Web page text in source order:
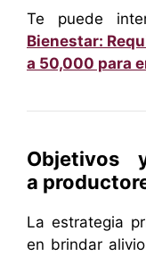
Te puede
Bienestar:
a 50,000 para
Objetivos
a
La estrategia
en brindar